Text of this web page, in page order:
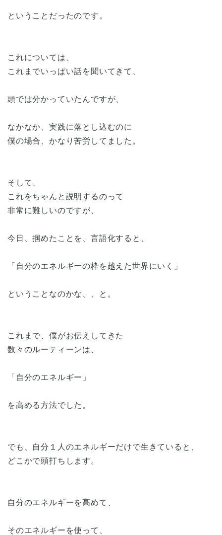
ということだったのです。
これについては、
これまでいっぱい話を聞いてきて、
頭では分かっていたんですが、
なかなか、実践に落とし込むのに
僕の場合、かなり苦労してました。
そして、
これをちゃんと説明するのって
非常に難しいのですが、
今日、掴めたことを、言語化すると、
「自分のエネルギーの枠を越えた世界にいく」
ということなのかな、、と。
これまで、僕がお伝えしてきた
数々のルーティーンは、
「自分のエネルギー」
を高める方法でした。
でも、自分１人のエネルギーだけで生きていると、
どこかで頭打ちします。
自分のエネルギーを高めて、
そのエネルギーを使って、